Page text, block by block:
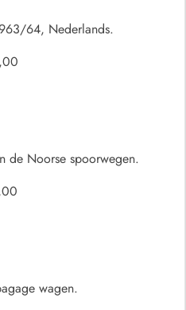
64, Nederlands.
de Noorse spoorwegen.
wagen.